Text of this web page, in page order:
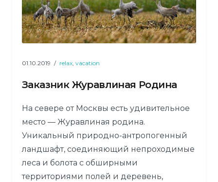
01.10.2019 relax vacation
Заказник Журавлиная Родина
На севере от Москвы есть удивительное
место — Журавлиная родина.
Уникальный природно-антропогенный
ландшафт, соединяющий непроходимые
леса и болота с обширными
территориями полей и деревень,